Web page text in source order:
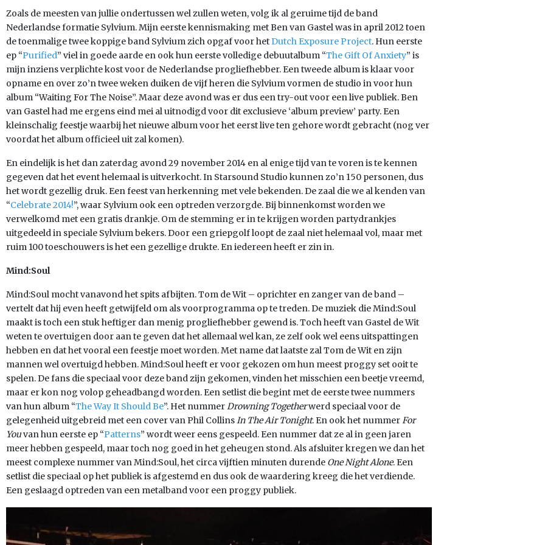
Zoals de meesten van jullie ondertussen wel zullen weten, volg ik al geruime tijd de band
Nederlandse formatie Sylvium. Mijn eerste kennismaking met Ben van Gastel was in april 2012 toen
de toenmalige twee koppige band Sylvium zich opgaf voor hetDutch Exposure Project. Hun eerste
ep “Purified” viel in goede aarde en ook hun eerste volledige debuutalbum “The Gift Of Anxiety” is
mijn inziens verplichte kost voor de Nederlandse progliefhebber. Een tweede album is klaar voor
opname en over zo’n twee weken duiken de vijf heren die Sylvium vormen de studio in voor hun
album “Waiting For The Noise”. Maar deze avond was er dus een try-out voor een live publiek. Ben
van Gastel had me ergens eind mei al uitnodigd voor dit exclusieve ‘album preview’ party. Een
kleinschalig feestje waarbij het nieuwe album voor het eerst live ten gehore wordt gebracht (nog ver
voordat het album officieel uit zal komen).
En eindelijk is het dan zaterdag avond 29 november 2014 en al enige tijd van te voren is te kennen
gegeven dat het event helemaal is uitverkocht. In Starsound Studio kunnen zo’n 150 personen, dus
het wordt gezellig druk. Een feest van herkenning met vele bekenden. De zaal die we al kenden van
“Celebrate 2014!”, waar Sylvium ook een optreden verzorgde. Bij binnenkomst worden we
verwelkomd met een gratis drankje. Om de stemming er in te krijgen worden partydrankjes
uitgedeeld in speciale Sylvium bekers. Door een griepgolf loopt de zaal niet helemaal vol, maar met
ruim 100 toeschouwers is het een gezellige drukte. En iedereen heeft er zin in.
Mind:Soul
Mind:Soul mocht vanavond het spits afbijten. Tom de Wit – oprichter en zanger van de band –
vertelt dat hij even heeft getwijfeld om als voorprogramma op te treden. De muziek die Mind:Soul
maakt is toch een stuk heftiger dan menig progliefhebber gewend is. Toch heeft van Gastel de Wit
weten te overtuigen door aan te geven dat het allemaal wel kan, ze zelf ook wel eens uitspattingen
hebben en dat het vooral een feestje moet worden. Met name dat laatste zal Tom de Wit en zijn
mannen wel overtuigd hebben. Mind:Soul heeft er voor gekozen om hun meest proggy set ooit te
spelen. De fans die speciaal voor deze band zijn gekomen, vinden het misschien een beetje vreemd,
maar er kon nog volop geheadbangd worden. Een setlist die begint met de eerste twee nummers
van hun album “The Way It Should Be”. Het nummerDrowning Togetherwerd speciaal voor de
gelegenheid uitgebreid met een cover van Phil CollinsIn The Air Tonight. En ook het nummerFor
Youvan hun eerste ep “Patterns” wordt weer eens gespeeld. Een nummer dat ze al in geen jaren
meer hebben gespeeld, maar toch nog goed in het geheugen stond. Als afsluiter kregen we dan het
meest complexe nummer van Mind:Soul, het circa vijftien minuten durende One Night Alone. Een
setlist die speciaal op het publiek is afgestemd en dus ook de waardering kreeg die het verdiende.
Een geslaagd optreden van een metalband voor een proggy publiek.